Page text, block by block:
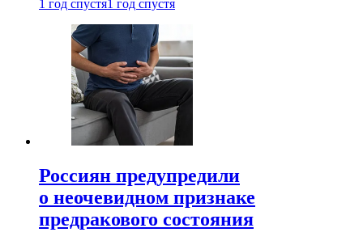
1 год спустя1 год спустя
Россиян предупредили
о неочевидном признаке
предракового состояния